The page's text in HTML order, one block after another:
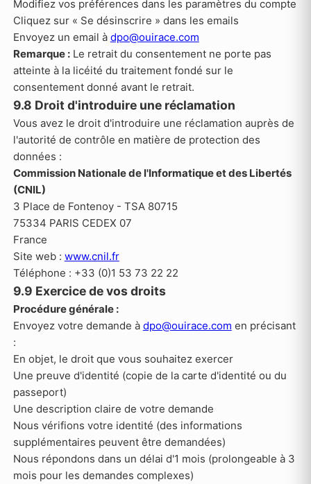
Modifiez vos préférences dans les paramètres du compte
Cliquez sur « Se désinscrire » dans les emails
Envoyez un email à dpo@ouirace.com
Remarque :Le retrait du consentement ne porte pas
atteinte à la licéité du traitement fondé sur le
consentement donné avant le retrait.
9.8 Droit d'introduire une réclamation
Vous avez le droit d'introduire une réclamation auprès de
l'autorité de contrôle en matière de protection des
données :
Commission Nationale de l'Informatique et des Libertés
(CNIL)
3 Place de Fontenoy - TSA 80715
75334 PARIS CEDEX 07
France
Site web : www.cnil.fr
Téléphone : +33 (0)1 53 73 22 22
9.9 Exercice de vos droits
Procédure générale :
Envoyez votre demande à dpo@ouirace.com en précisant
:
En objet, le droit que vous souhaitez exercer
Une preuve d'identité (copie de la carte d'identité ou du
passeport)
Une description claire de votre demande
Nous vérifions votre identité (des informations
supplémentaires peuvent être demandées)
Nous répondons dans un délai d'1 mois (prolongeable à 3
mois pour les demandes complexes)